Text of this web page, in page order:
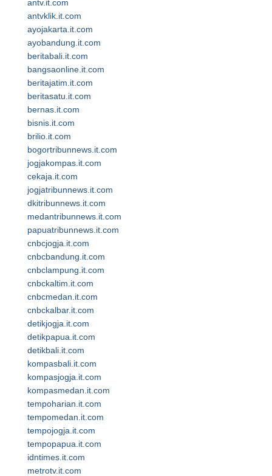
antv.it.com
antvklik.it.com
ayojakarta.it.com
ayobandung.it.com
beritabali.it.com
bangsaonline.it.com
beritajatim.it.com
beritasatu.it.com
bernas.it.com
bisnis.it.com
brilio.it.com
bogortribunnews.it.com
jogjakompas.it.com
cekaja.it.com
jogjatribunnews.it.com
dkitribunnews.it.com
medantribunnews.it.com
papuatribunnews.it.com
cnbcjogja.it.com
cnbcbandung.it.com
cnbclampung.it.com
cnbckaltim.it.com
cnbcmedan.it.com
cnbckalbar.it.com
detikjogja.it.com
detikpapua.it.com
detikbali.it.com
kompasbali.it.com
kompasjogja.it.com
kompasmedan.it.com
tempoharian.it.com
tempomedan.it.com
tempojogja.it.com
tempopapua.it.com
idntimes.it.com
metrotv.it.com